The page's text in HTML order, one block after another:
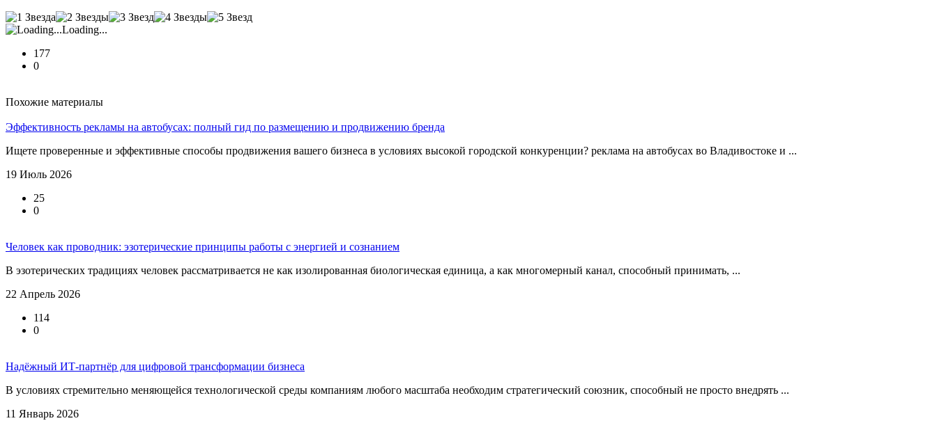
Loading...
177
0
Похожие материалы
Эффективность рекламы на автобусах: полный гид по размещению и продвижению бренда
Ищете проверенные и эффективные способы продвижения вашего бизнеса в условиях высокой городской конкуренции? реклама на автобусах во Владивостоке и ...
19 Июль 2026
25
0
Человек как проводник: эзотерические принципы работы с энергией и сознанием
В эзотерических традициях человек рассматривается не как изолированная биологическая единица, а как многомерный канал, способный принимать, ...
22 Апрель 2026
114
0
Надёжный ИТ-партнёр для цифровой трансформации бизнеса
В условиях стремительно меняющейся технологической среды компаниям любого масштаба необходим стратегический союзник, способный не просто внедрять ...
11 Январь 2026